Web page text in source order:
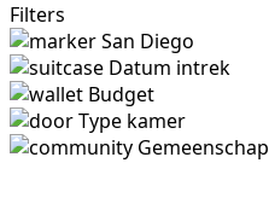
Filters
San Diego
Datum intrek
Budget
Type kamer
Gemeenschap